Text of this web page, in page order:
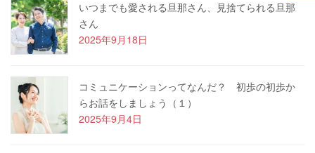
いつまでも愛される旦那さん、見捨てられる旦那
さん
2025年9月18日
コミュニケーションってなんだ？ 初歩の初歩か
らお話をしましょう（１）
2025年9月4日